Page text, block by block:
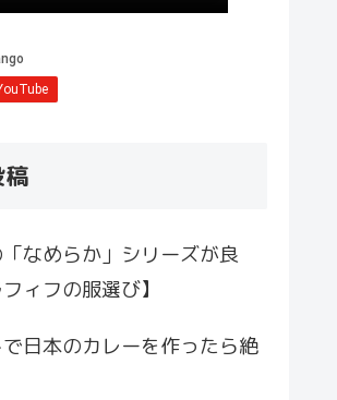
なめらか」シリーズが良
ィフの服選び】
日本のカレーを作ったら絶